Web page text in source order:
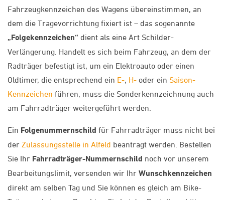
Fahrzeugkennzeichen des Wagens übereinstimmen, an
dem die Tragevorrichtung fixiert ist – das sogenannte
„Folgekennzeichen“ dient als eine Art Schilder-
Verlängerung. Handelt es sich beim Fahrzeug, an dem der
Radträger befestigt ist, um ein Elektroauto oder einen
Oldtimer, die entsprechend ein E-, H- oder ein Saison-
Kennzeichen führen, muss die Sonderkennzeichnung auch
am Fahrradträger weitergeführt werden.
Ein Folgenummernschild für Fahrradträger muss nicht bei
der Zulassungsstelle in Alfeld beantragt werden. Bestellen
Sie Ihr Fahrradträger-Nummernschild noch vor unserem
Bearbeitungslimit, versenden wir Ihr Wunschkennzeichen
direkt am selben Tag und Sie können es gleich am Bike-